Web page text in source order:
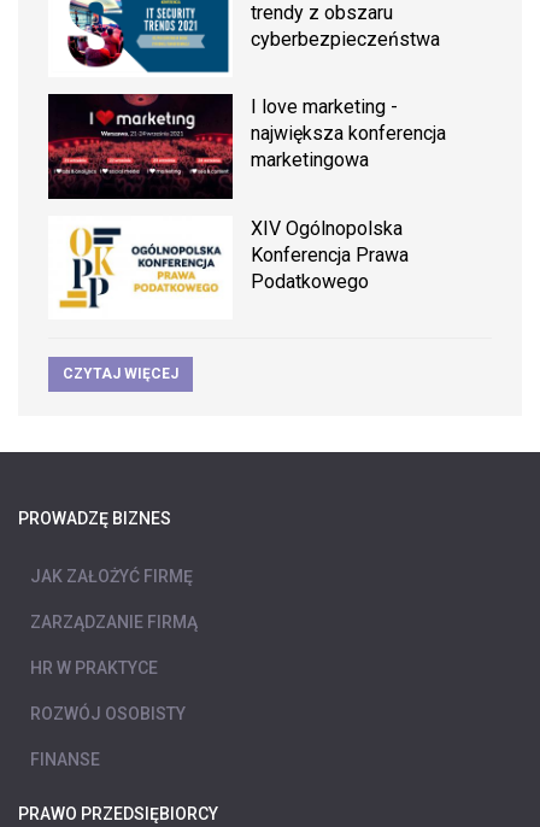
trendy z obszaru
cyberbezpieczeństwa
I love marketing -
największa konferencja
marketingowa
XIV Ogólnopolska
Konferencja Prawa
Podatkowego
CZYTAJ WIĘCEJ
PROWADZĘ BIZNES
JAK ZAŁOŻYĆ FIRMĘ
ZARZĄDZANIE FIRMĄ
HR W PRAKTYCE
ROZWÓJ OSOBISTY
FINANSE
PRAWO PRZEDSIĘBIORCY